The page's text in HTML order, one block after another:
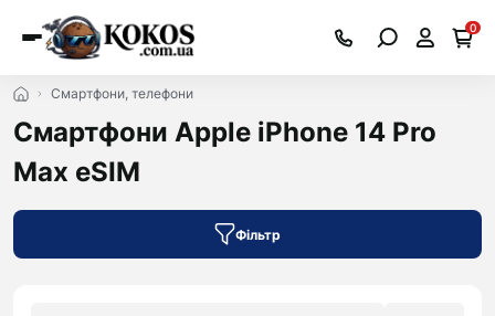
0
Смартфони, телефони
Смартфони Apple iPhone 14 Pro
Max eSIM
Фільтр